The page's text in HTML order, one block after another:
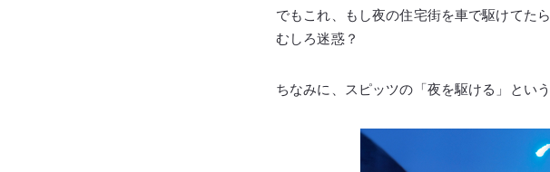
でもこれ、もし夜の住宅街を車で駆けてた
むしろ迷惑？
ちなみに、スピッツの「夜を駆ける」とい